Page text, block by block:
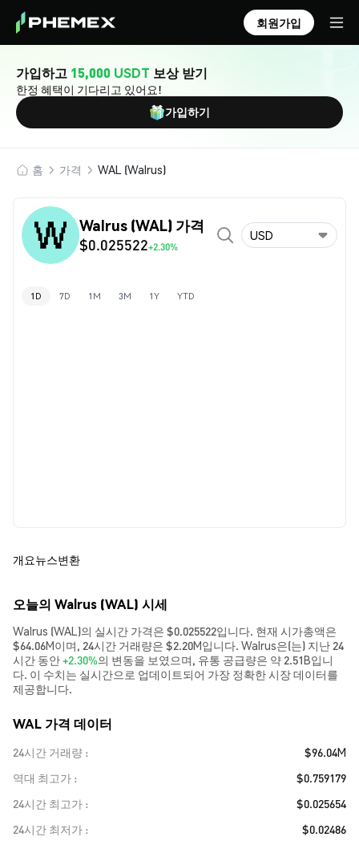
회원가입
가입하고 15,000 USDT 보상 받기
한정 혜택이 기다리고 있어요!
가입하기
홈 가격 WAL (Walrus)
Walrus (WAL) 가격
$0.025522+2.30%
USD
1D 7D 1M 3M 1Y YTD
개요뉴스변환
오늘의 Walrus (WAL) 시세
Walrus (WAL)의 실시간 가격은 $0.025522입니다. 현재 시가총액은
$64.06M이며, 24시간 거래량은 $2.20M입니다. Walrus은(는) 지난 24
시간 동안+2.30%의 변동을 보였으며, 유통 공급량은 약 2.51B입니
다. 이 수치는 실시간으로 업데이트되어 가장 정확한 시장 데이터를
제공합니다.
WAL 가격 데이터
24시간 거래량
$96.04M
역대 최고가
$0.759179
24시간 최고가
$0.025654
24시간 최저가
$0.02486